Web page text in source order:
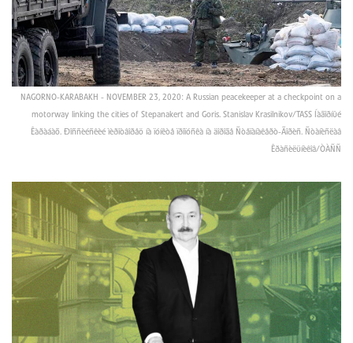
NAGORNO-KARABAKH - NOVEMBER 23, 2020: A Russian peacekeeper at a checkpoint on a
motorway linking the cities of Stepanakert and Goris. Stanislav Krasilnikov/TASS Íàãîðíûé
Êàðàáàõ. Ðîññèéñêèé ìèðîòâîðåö íà ïóíêòå ïðîïóñêà íà äîðîãå Ñòåïàíàêåðò-Ãîðèñ. Ñòàíèñëàâ
Êðàñèëüíèêîâ/ÒÀÑÑ